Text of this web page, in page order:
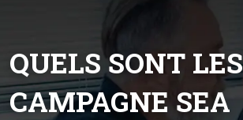
QUELS SONT
CAMPAGNE SEA